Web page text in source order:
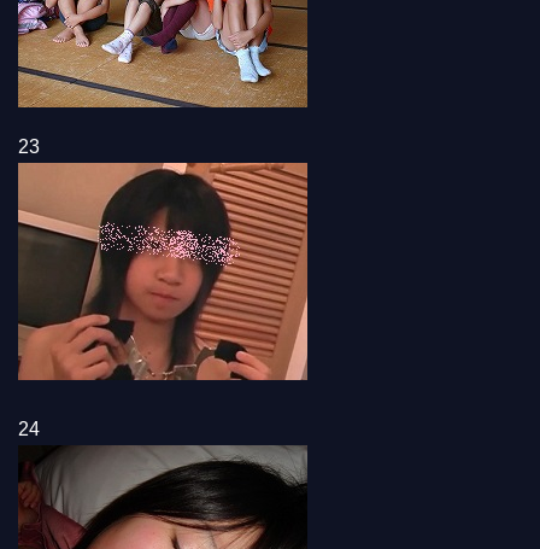
23
24